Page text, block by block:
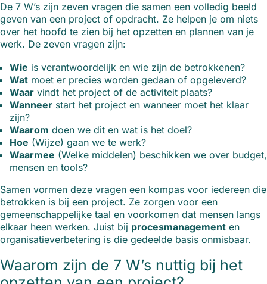
De 7 W’s zijn zeven vragen die samen een volledig beeld
geven van een project of opdracht. Ze helpen je om niets
over het hoofd te zien bij het opzetten en plannen van je
werk. De zeven vragen zijn:
Wie is verantwoordelijk en wie zijn de betrokkenen?
Wat moet er precies worden gedaan of opgeleverd?
Waar vindt het project of de activiteit plaats?
Wanneer start het project en wanneer moet het klaar
zijn?
Waarom doen we dit en wat is het doel?
Hoe (Wijze) gaan we te werk?
Waarmee (Welke middelen) beschikken we over budget,
mensen en tools?
Samen vormen deze vragen een kompas voor iedereen die
betrokken is bij een project. Ze zorgen voor een
gemeenschappelijke taal en voorkomen dat mensen langs
elkaar heen werken. Juist bij procesmanagement en
organisatieverbetering is die gedeelde basis onmisbaar.
Waarom zijn de 7 W’s nuttig bij het